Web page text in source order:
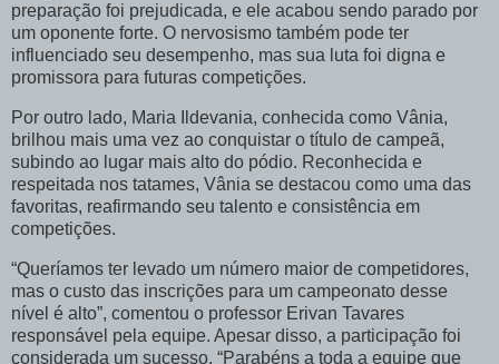
preparação foi prejudicada, e ele acabou sendo parado por
um oponente forte. O nervosismo também pode ter
influenciado seu desempenho, mas sua luta foi digna e
promissora para futuras competições.
Por outro lado, Maria Ildevania, conhecida como Vânia,
brilhou mais uma vez ao conquistar o título de campeã,
subindo ao lugar mais alto do pódio. Reconhecida e
respeitada nos tatames, Vânia se destacou como uma das
favoritas, reafirmando seu talento e consistência em
competições.
“Queríamos ter levado um número maior de competidores,
mas o custo das inscrições para um campeonato desse
nível é alto”, comentou o professor Erivan Tavares
responsável pela equipe. Apesar disso, a participação foi
considerada um sucesso. “Parabéns a toda a equipe que